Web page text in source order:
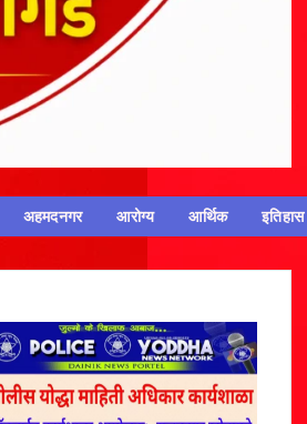
अहमदनगर आरोग्य आर्थिक इतिहास